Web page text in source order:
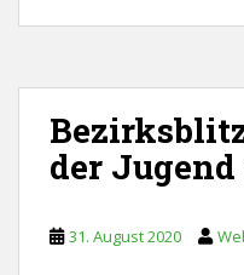
der Jugend
31. August 2020